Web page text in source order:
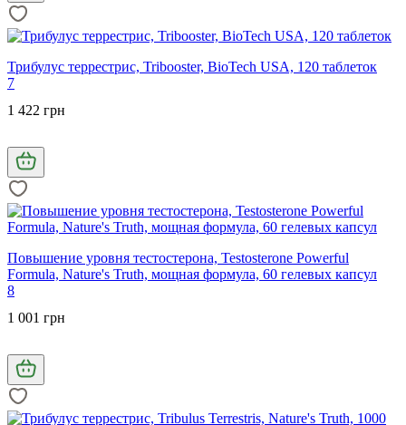
Трибулус террестрис, Tribooster, BioTech USA, 120 таблеток
7
1 422 грн
Повышение уровня тестостерона, Testosterone Powerful
Formula, Nature's Truth, мощная формула, 60 гелевых капсул
8
1 001 грн